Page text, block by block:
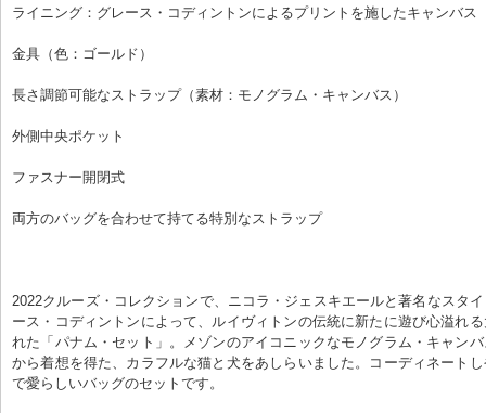
ライニング：グレース・コディントンによるプリントを施したキャンバス
金具（色：ゴールド）
長さ調節可能なストラップ（素材：モノグラム・キャンバス）
外側中央ポケット
ファスナー開閉式
両方のバッグを合わせて持てる特別なストラップ
2022クルーズ・コレクションで、ニコラ・ジェスキエールと著名なスタ
ース・コディントンによって、ルイヴィトンの伝統に新たに遊び心溢れ
れた「パナム・セット」。メゾンのアイコニックなモノグラム・キャン
から着想を得た、カラフルな猫と犬をあしらいました。コーディネート
で愛らしいバッグのセットです。